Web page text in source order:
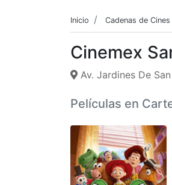
Inicio Cadenas de
Cinemex
Av. Jardines De
Películas en